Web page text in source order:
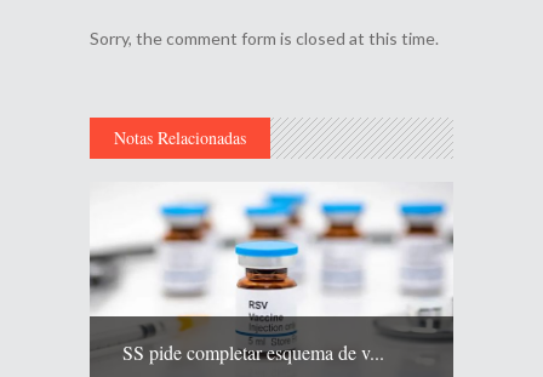
Sorry, the comment form is closed at this time.
Notas Relacionadas
SS pide completar esquema de v...